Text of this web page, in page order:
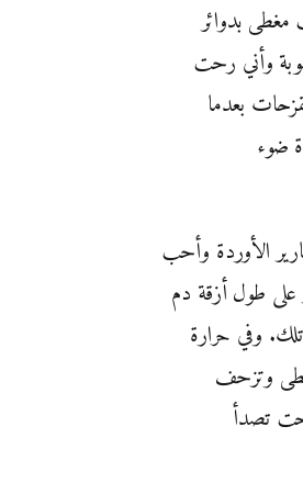
بدوائر
وأني رحت
بعدما
ضوء
الأوردة وأحب
على طول أزقة دم
وفي حرارة
وتزحف
تصدأ